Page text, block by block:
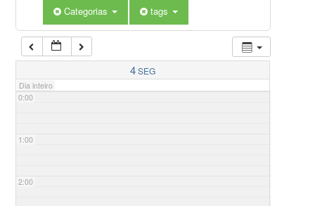
Categorias tags
4SEG
Dia inteiro
0:00
1:00
2:00